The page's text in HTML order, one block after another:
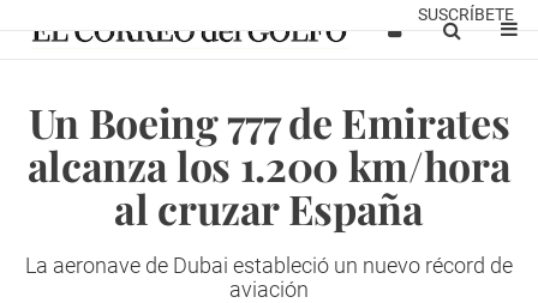
SUSCRÍBETE
Un Boeing 777 de Emirates
alcanza los 1.200 km/hora
al cruzar España
La aeronave de Dubai estableció un nuevo récord de
aviación